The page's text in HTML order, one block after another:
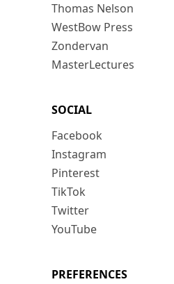
Thomas Nelson
WestBow Press
Zondervan
MasterLectures
SOCIAL
Facebook
Instagram
Pinterest
TikTok
Twitter
YouTube
PREFERENCES